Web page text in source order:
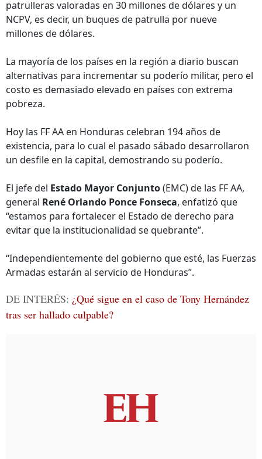
patrulleras valoradas en 30 millones de dólares y un
NCPV, es decir, un buques de patrulla por nueve
millones de dólares.
La mayoría de los países en la región a diario buscan
alternativas para incrementar su poderío militar, pero el
costo es demasiado elevado en países con extrema
pobreza.
Hoy las FF AA en Honduras celebran 194 años de
existencia, para lo cual el pasado sábado desarrollaron
un desfile en la capital, demostrando su poderío.
El jefe del Estado Mayor Conjunto(EMC) de las FF AA,
general René Orlando Ponce Fonseca, enfatizó que
“estamos para fortalecer el Estado de derecho para
evitar que la institucionalidad se quebrante”.
“Independientemente del gobierno que esté, las Fuerzas
Armadas estarán al servicio de Honduras”.
DE INTERÉS: ¿Qué sigue en el caso de Tony Hernández
tras ser hallado culpable?